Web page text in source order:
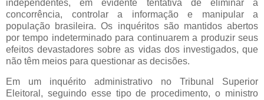
independentes, em evidente tentativa de eliminar a
concorrência, controlar a informação e manipular a
população brasileira. Os inquéritos são mantidos abertos
por tempo indeterminado para continuarem a produzir seus
efeitos devastadores sobre as vidas dos investigados, que
não têm meios para questionar as decisões.
Em um inquérito administrativo no Tribunal Superior
Eleitoral, seguindo esse tipo de procedimento, o ministro